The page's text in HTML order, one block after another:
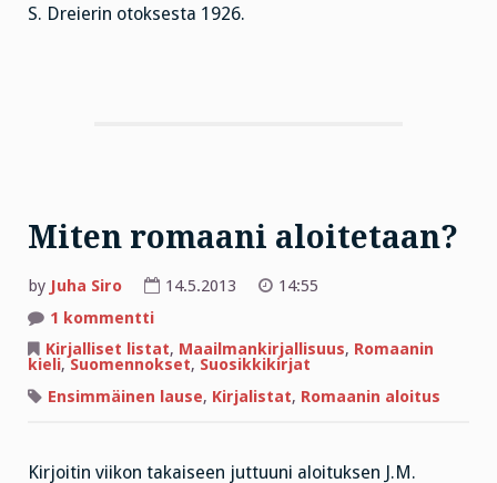
S. Dreierin otoksesta 1926.
Miten romaani aloitetaan?
by Juha Siro 14.5.2013
14:55
1 kommenttiartikkeliin
romaani
aloitetaan?
Kirjalliset listat, Maailmankirjallisuus, Romaanin
kieli, Suomennokset, Suosikkikirjat
Ensimmäinen lause, Kirjalistat, Romaanin aloitus
Kirjoitin viikon takaiseen juttuuni aloituksen J.M.